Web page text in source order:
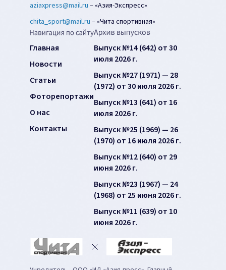
aziaxpress@mail.ru – «Азия-Экспресс»
chita_sport@mail.ru – «Чита спортивная»
Главная
Новости
Статьи
Фоторепортажи
О нас
Контакты
Выпуск №14 (642) от 30
июля 2026 г.
Выпуск №27 (1971) — 28
(1972) от 30 июля 2026 г.
Выпуск №13 (641) от 16
июля 2026 г.
Выпуск №25 (1969) — 26
(1970) от 16 июля 2026 г.
Выпуск №12 (640) от 29
июня 2026 г.
Выпуск №23 (1967) — 24
(1968) от 25 июня 2026 г.
Выпуск №11 (639) от 10
июня 2026 г.